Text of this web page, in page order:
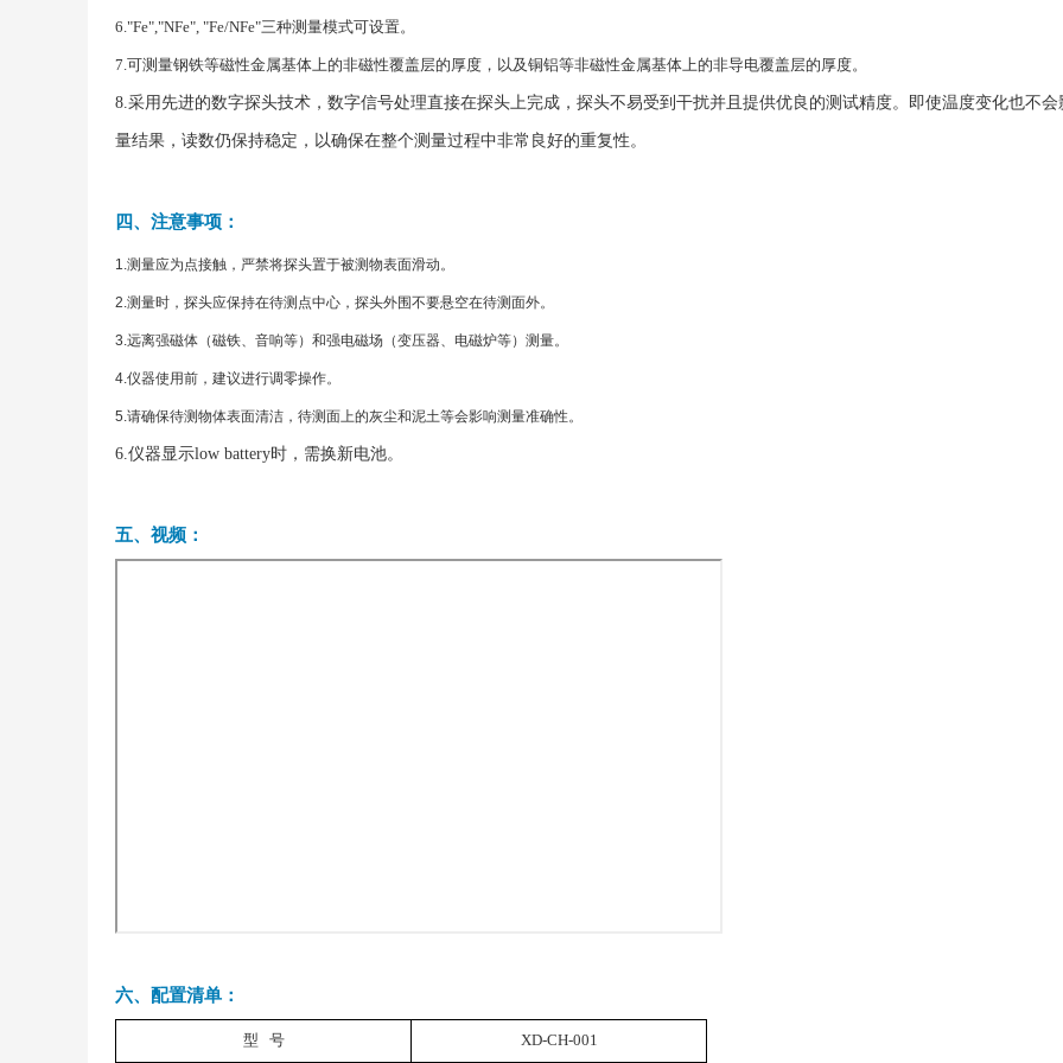
6."Fe","NFe", "Fe/NFe"三种测量模式可设置。
7.可测量钢铁等磁性金属基体上的非磁性覆盖层的厚度，以及铜铝等非磁性金属基体上的非导电覆盖层的厚度。
8.采用先进的数字探头技术，数字信号处理直接在探头上完成，探头不易受到干扰并且提供优良的测试精度。即使温度变化也不会
量结果，读数仍保持稳定，以确保在整个测量过程中非常良好的重复性。
四、注意事项：
1.测量应为点接触，严禁将探头置于被测物表面滑动。
2.测量时，探头应保持在待测点中心，探头外围不要悬空在待测面外。
3.远离强磁体（磁铁、音响等）和强电磁场（变压器、电磁炉等）测量。
4.仪器使用前，建议进行调零操作。
5.请确保待测物体表面清洁，待测面上的灰尘和泥土等会影响测量准确性。
6.仪器显示low battery时，需换新电池。
五、视频：
六、配置清单：
型 号 XD-CH-001